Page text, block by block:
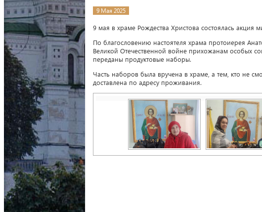
9 Мая 2025
9 мая в храме Рождества Христова состоялась акция
По благословению настоятеля храма протоиерея
Великой Отечественной войне прихожанам особых
переданы продуктовые наборы.
Часть наборов была вручена в храме, а тем, кто не
доставлена по адресу проживания.